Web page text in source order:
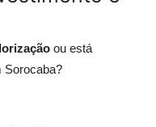
ou está
Sorocaba?